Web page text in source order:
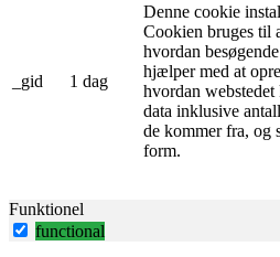
_gid 1 dag
Denne cookie
Cookien bruges til
hvordan
hjælper med at
hvordan
data inklusive
de kommer fra, og
form.
Funktionel
functional